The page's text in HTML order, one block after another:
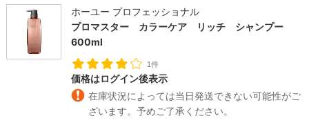
ホーユー プロフェッショナル
プロマスター カラーケア リッチ シャンプー
600ml
1件
価格はログイン後表示
在庫状況によっては当日発送できない可能性がご
ざいます。予めご了承ください。